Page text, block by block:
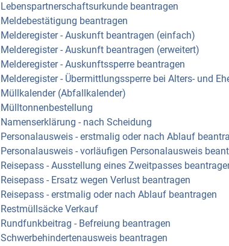
Lebenspartnerschaftsurkunde beantragen
Meldebestätigung beantragen
Melderegister - Auskunft beantragen (einfach)
Melderegister - Auskunft beantragen (erweitert)
Melderegister - Auskunftssperre beantragen
Melderegister - Übermittlungssperre bei Alters- und
Müllkalender (Abfallkalender)
Mülltonnenbestellung
Namenserklärung - nach Scheidung
Personalausweis - erstmalig oder nach Ablauf
Personalausweis - vorläufigen Personalausweis
Reisepass - Ausstellung eines Zweitpasses
Reisepass - Ersatz wegen Verlust beantragen
Reisepass - erstmalig oder nach Ablauf beantragen
Restmüllsäcke Verkauf
Rundfunkbeitrag - Befreiung beantragen
Schwerbehindertenausweis beantragen